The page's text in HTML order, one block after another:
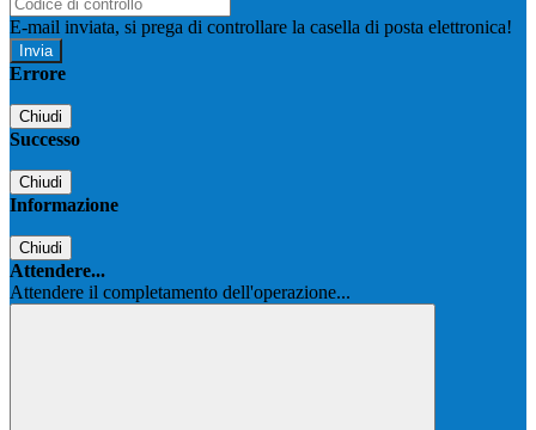
E-mail inviata, si prega di controllare la casella di posta elettronica!
Errore
Chiudi
Successo
Chiudi
Informazione
Chiudi
Attendere...
Attendere il completamento dell'operazione...